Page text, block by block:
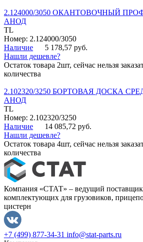
2.124000/3050 ОКАНТОВОЧНЫЙ
АНОД
TL
Номер: 2.124000/3050
Наличие
5 178,57 руб.
Нашли дешевле?
Остаток товара 2шт, сейчас нельзя
количества
2.102320/3250 БОРТОВАЯ ДОСКА
АНОД
TL
Номер: 2.102320/3250
Наличие
14 085,72 руб.
Нашли дешевле?
Остаток товара 4шт, сейчас нельзя
количества
Компания «СТАТ» – ведущий поставщик
комплектующих для грузовиков,
цистерн
+7 (499) 877-34-31 info@stat-parts.ru